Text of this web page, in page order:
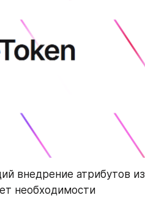
внедрение атрибутов из
необходимости